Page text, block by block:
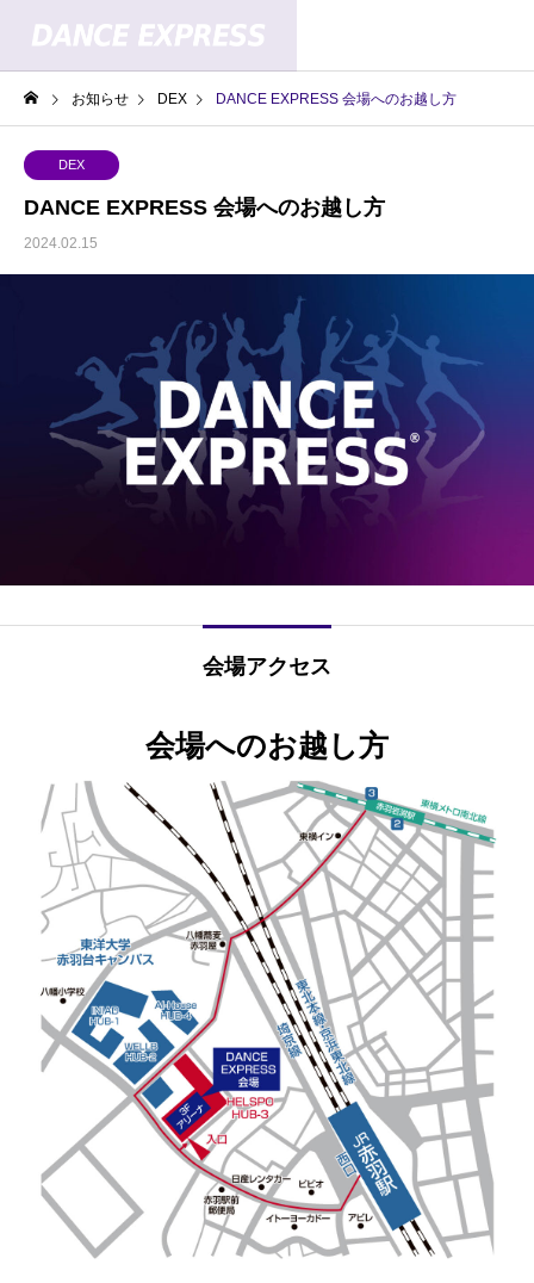
お知らせ DEX DANCE EXPRESS 会場へのお越し方
DEX
DANCE EXPRESS 会場へのお越し方
2024.02.15
会場アクセス
会場へのお越し方